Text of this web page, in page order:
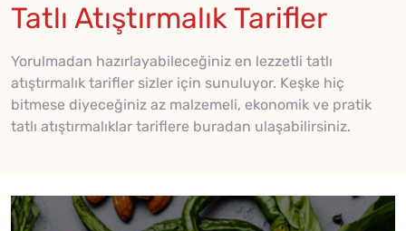
Tatlı Atıştırmalık Tarifler
Yorulmadan hazırlayabileceğiniz en lezzetli tatlı
atıştırmalık tarifler sizler için sunuluyor. Keşke hiç
bitmese diyeceğiniz az malzemeli, ekonomik ve pratik
tatlı atıştırmalıklar tariflere buradan ulaşabilirsiniz.